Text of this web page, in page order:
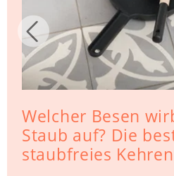
Welcher Besen
Staub auf? Die
staubfreies Kehren